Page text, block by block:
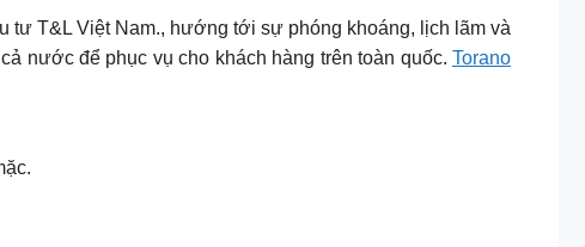
tư T&L Việt Nam., hướng tới sự phóng khoáng, lịch lãm và
nước để phục vụ cho khách hàng trên toàn quốc. Torano